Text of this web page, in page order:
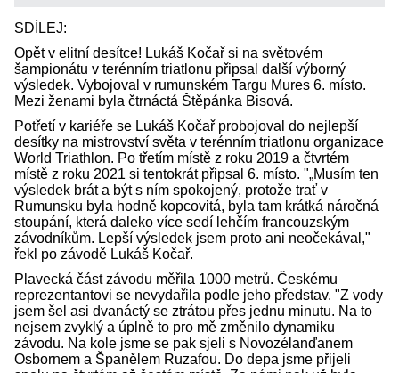
SDÍLEJ:
Opět v elitní desítce! Lukáš Kočař si na světovém
šampionátu v terénním triatlonu připsal další výborný
výsledek. Vybojoval v rumunském Targu Mures 6. místo.
Mezi ženami byla čtrnáctá Štěpánka Bisová.
Potřetí v kariéře se Lukáš Kočař probojoval do nejlepší
desítky na mistrovství světa v terénním triatlonu organizace
World Triathlon. Po třetím místě z roku 2019 a čtvrtém
místě z roku 2021 si tentokrát připsal 6. místo. "„Musím ten
výsledek brát a být s ním spokojený, protože trať v
Rumunsku byla hodně kopcovitá, byla tam krátká náročná
stoupání, která daleko více sedí lehčím francouzským
závodníkům. Lepší výsledek jsem proto ani neočekával,"
řekl po závodě Lukáš Kočař.
Plavecká část závodu měřila 1000 metrů. Českému
reprezentantovi se nevydařila podle jeho představ. "Z vody
jsem šel asi dvanáctý se ztrátou přes jednu minutu. Na to
nejsem zvyklý a úplně to pro mě změnilo dynamiku
závodu. Na kole jsme se pak sjeli s Novozélanďanem
Osbornem a Španělem Ruzafou. Do depa jsme přijeli